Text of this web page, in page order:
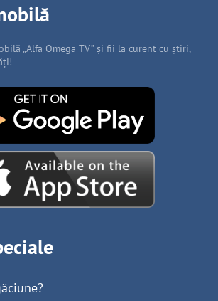
„Alfa Omega TV” și fii la curent cu știri,